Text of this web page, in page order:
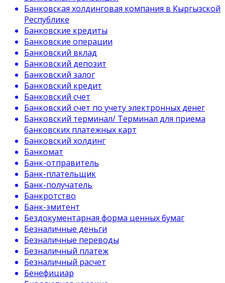
Банковская холдинговая компания в Кыргызской
Республике
Банковские кредиты
Банковские операции
Банковский вклад
Банковский депозит
Банковский залог
Банковский кредит
Банковский счет
Банковский счет по учету электронных денег
Банковский терминал/ Терминал для приема
банковских платежных карт
Банковский холдинг
Банкомат
Банк-отправитель
Банк-плательщик
Банк-получатель
Банкротство
Банк-эмитент
Бездокументарная форма ценных бумаг
Безналичные деньги
Безналичные переводы
Безналичный платеж
Безналичный расчет
Бенефициар